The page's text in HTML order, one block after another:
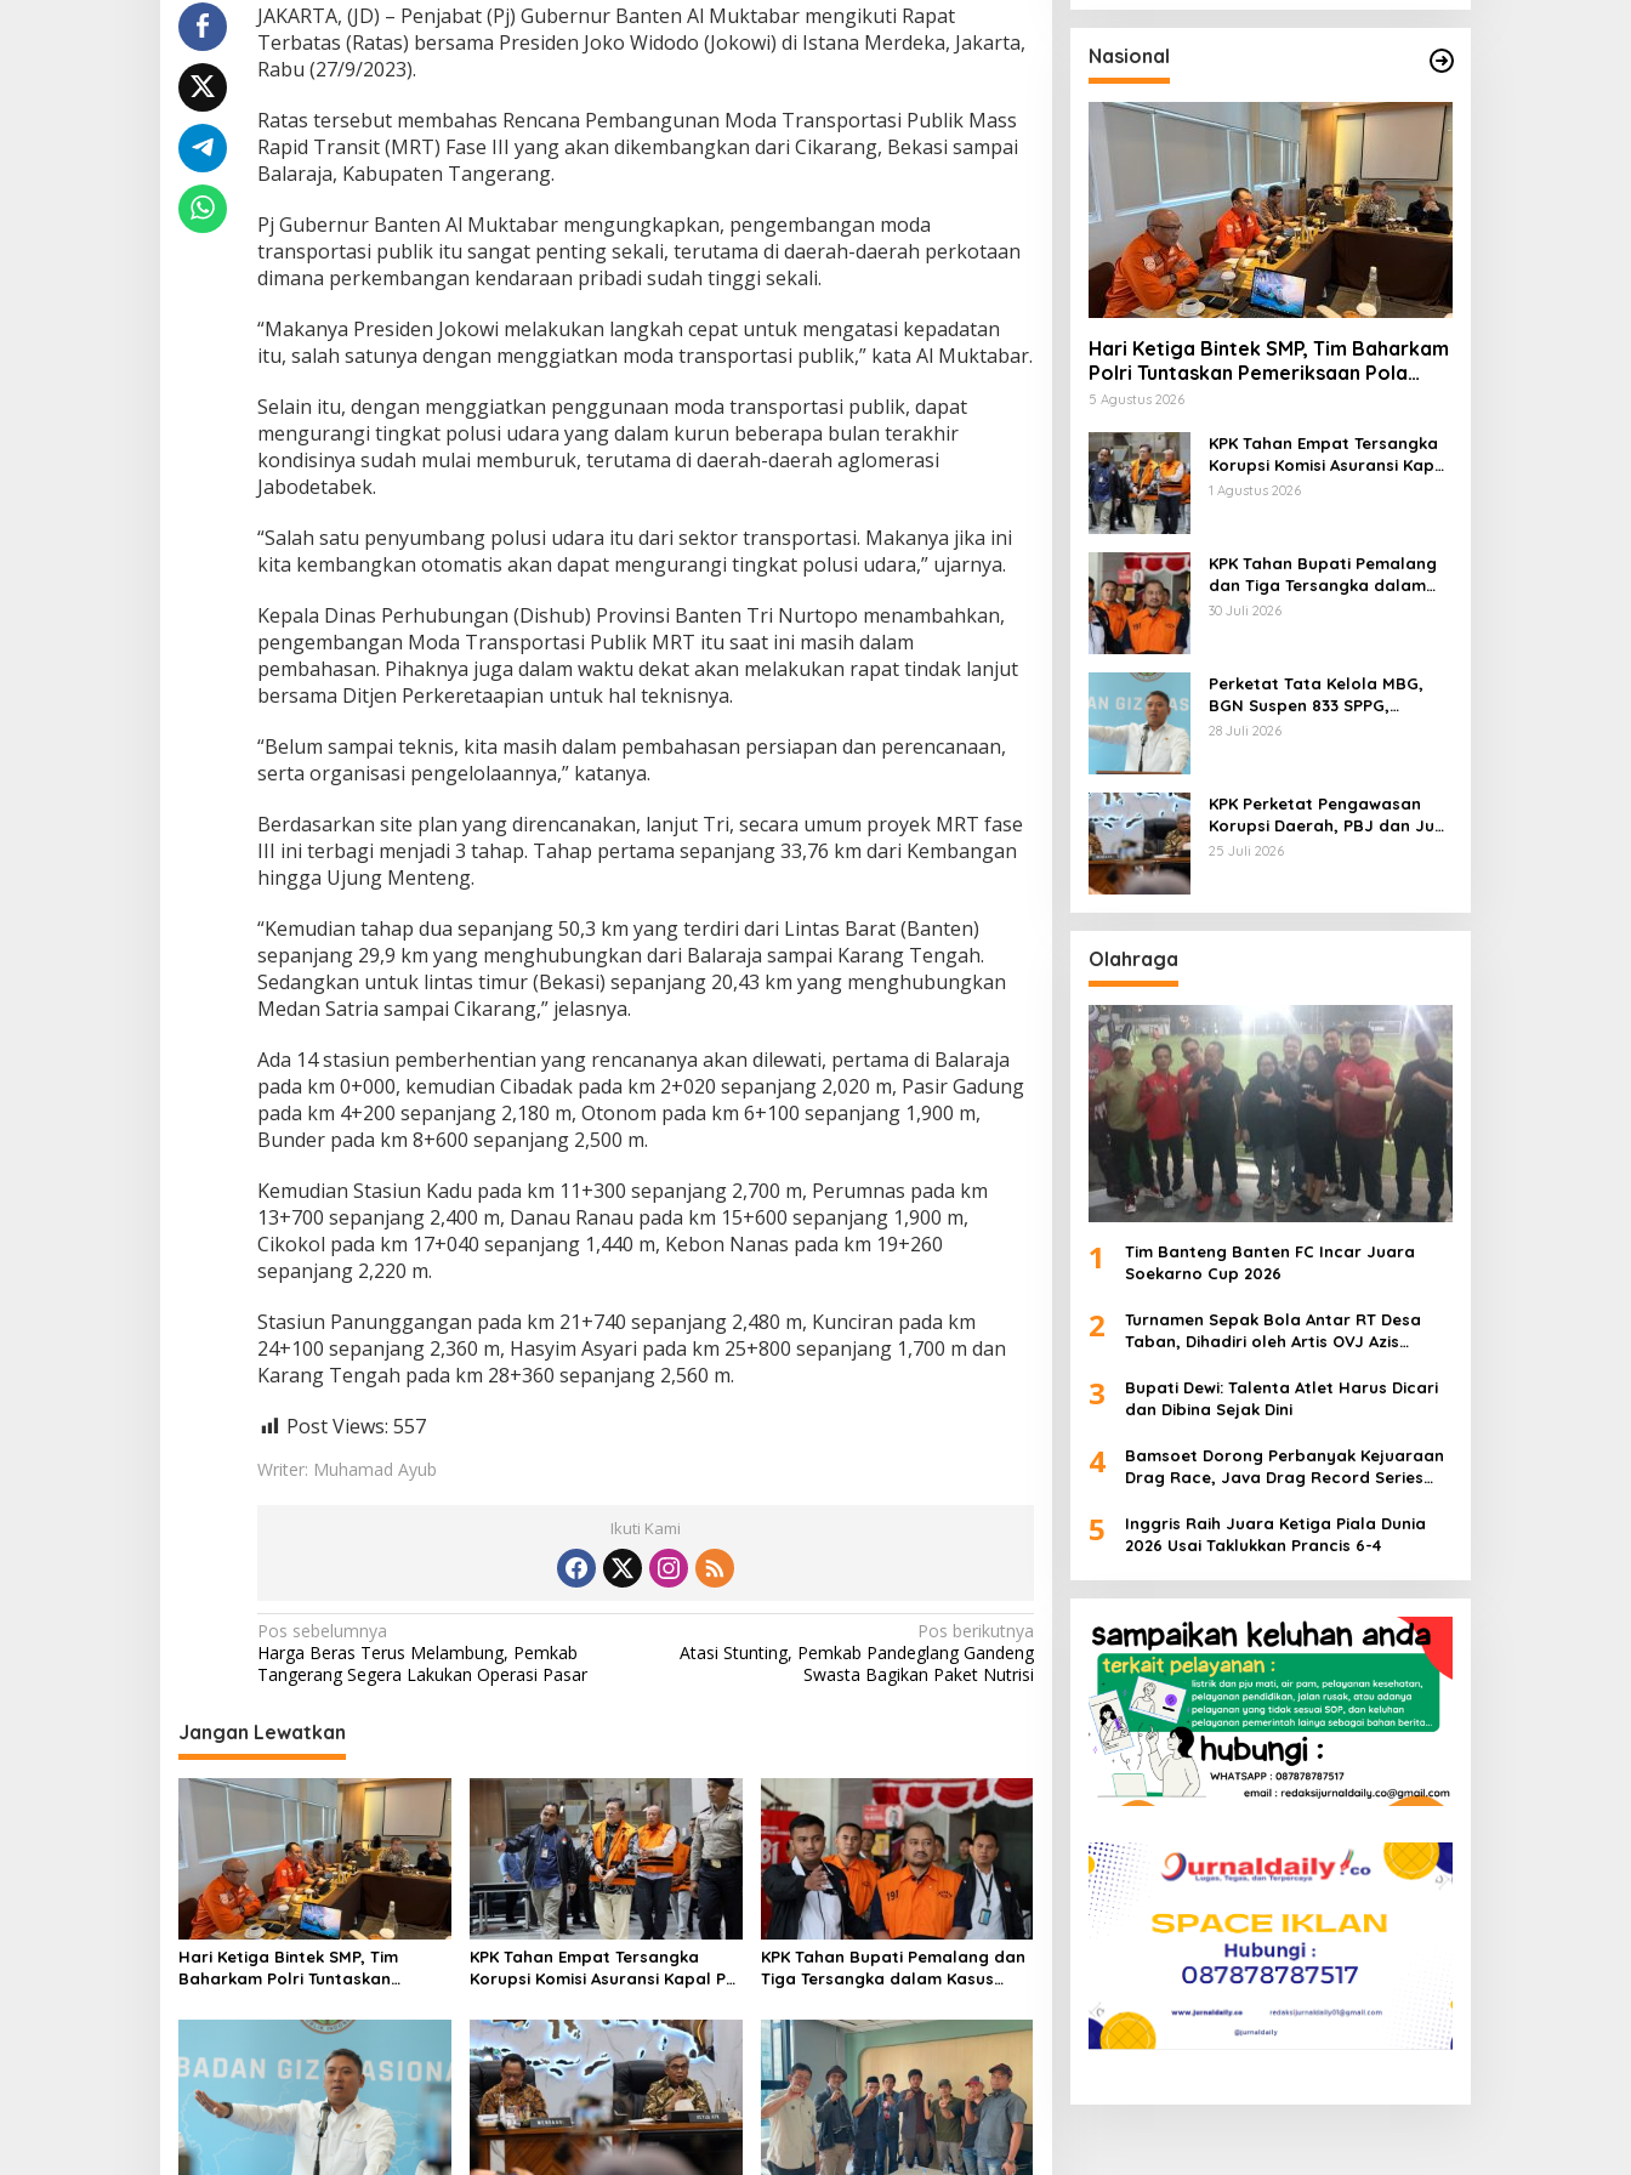
s
P
e
m
a
n
g
u
a
n
M
T
J
a
a
r
t
a
-
a
l
a
j
a
JAKARTA, (JD) – Penjabat (Pj) Gubernur Banten Al Muktabar mengikuti Rapat
Terbatas (Ratas) bersama Presiden Joko Widodo (Jokowi) di Istana Merdeka, Jakarta,
Rabu (27/9/2023).
Ratas tersebut membahas Rencana Pembangunan Moda Transportasi Publik Mass
Rapid Transit (MRT) Fase III yang akan dikembangkan dari Cikarang, Bekasi sampai
Balaraja, Kabupaten Tangerang.
Pj Gubernur Banten Al Muktabar mengungkapkan, pengembangan moda
transportasi publik itu sangat penting sekali, terutama di daerah-daerah perkotaan
dimana perkembangan kendaraan pribadi sudah tinggi sekali.
“Makanya Presiden Jokowi melakukan langkah cepat untuk mengatasi kepadatan
itu, salah satunya dengan menggiatkan moda transportasi publik,” kata Al Muktabar.
Selain itu, dengan menggiatkan penggunaan moda transportasi publik, dapat
mengurangi tingkat polusi udara yang dalam kurun beberapa bulan terakhir
kondisinya sudah mulai memburuk, terutama di daerah-daerah aglomerasi
Jabodetabek.
“Salah satu penyumbang polusi udara itu dari sektor transportasi. Makanya jika ini
kita kembangkan otomatis akan dapat mengurangi tingkat polusi udara,” ujarnya.
Kepala Dinas Perhubungan (Dishub) Provinsi Banten Tri Nurtopo menambahkan,
pengembangan Moda Transportasi Publik MRT itu saat ini masih dalam
pembahasan. Pihaknya juga dalam waktu dekat akan melakukan rapat tindak lanjut
bersama Ditjen Perkeretaapian untuk hal teknisnya.
“Belum sampai teknis, kita masih dalam pembahasan persiapan dan perencanaan,
serta organisasi pengelolaannya,” katanya.
Berdasarkan site plan yang direncanakan, lanjut Tri, secara umum proyek MRT fase
III ini terbagi menjadi 3 tahap. Tahap pertama sepanjang 33,76 km dari Kembangan
hingga Ujung Menteng.
“Kemudian tahap dua sepanjang 50,3 km yang terdiri dari Lintas Barat (Banten)
sepanjang 29,9 km yang menghubungkan dari Balaraja sampai Karang Tengah.
Sedangkan untuk lintas timur (Bekasi) sepanjang 20,43 km yang menghubungkan
Medan Satria sampai Cikarang,” jelasnya.
Ada 14 stasiun pemberhentian yang rencananya akan dilewati, pertama di Balaraja
pada km 0+000, kemudian Cibadak pada km 2+020 sepanjang 2,020 m, Pasir Gadung
pada km 4+200 sepanjang 2,180 m, Otonom pada km 6+100 sepanjang 1,900 m,
Bunder pada km 8+600 sepanjang 2,500 m.
Kemudian Stasiun Kadu pada km 11+300 sepanjang 2,700 m, Perumnas pada km
13+700 sepanjang 2,400 m, Danau Ranau pada km 15+600 sepanjang 1,900 m,
Cikokol pada km 17+040 sepanjang 1,440 m, Kebon Nanas pada km 19+260
sepanjang 2,220 m.
Stasiun Panunggangan pada km 21+740 sepanjang 2,480 m, Kunciran pada km
24+100 sepanjang 2,360 m, Hasyim Asyari pada km 25+800 sepanjang 1,700 m dan
Karang Tengah pada km 28+360 sepanjang 2,560 m.
Post Views: 557
Writer: Muhamad Ayub
Ikuti Kami
N
a
i
g
a
s
i
p
o
s
Pos sebelumnya
Harga Beras Terus Melambung, Pemkab
Tangerang Segera Lakukan Operasi Pasar
Pos berikutnya
Atasi Stunting, Pemkab Pandeglang Gandeng
Swasta Bagikan Paket Nutrisi
Jangan Lewatkan
Hari Ketiga Bintek SMP, Tim
Baharkam Polri Tuntaskan
Pertamina Patra Niaga Jabar
KPK Tahan Empat Tersangka
Korupsi Komisi Asuransi Kapal PT
KPK Tahan Bupati Pemalang dan
Tiga Tersangka dalam Kasus
Nasional
Hari Ketiga Bintek SMP, Tim Baharkam
Polri Tuntaskan Pemeriksaan Pola
Pengamanan Pertamina Patra Niaga
5 Agustus 2026
KPK Tahan Empat Tersangka
Korupsi Komisi Asuransi Kapal
PT Pelni
1 Agustus 2026
KPK Tahan Bupati Pemalang
dan Tiga Tersangka dalam
Kasus Dugaan Pemerasan
30 Juli 2026
Perketat Tata Kelola MBG,
BGN Suspen 833 SPPG,
Ratusan Di Antaranya
28 Juli 2026
KPK Perketat Pengawasan
Korupsi Daerah, PBJ dan Jual
Beli Jabatan Jadi Target
25 Juli 2026
Olahraga
1
Tim Banteng Banten FC Incar Juara
Soekarno Cup 2026
2
Turnamen Sepak Bola Antar RT Desa
Taban, Dihadiri oleh Artis OVJ Azis
3
Bupati Dewi: Talenta Atlet Harus Dicari
dan Dibina Sejak Dini
4
Bamsoet Dorong Perbanyak Kejuaraan
Drag Race, Java Drag Record Series
Muda
5
Inggris Raih Juara Ketiga Piala Dunia
2026 Usai Taklukkan Prancis 6-4